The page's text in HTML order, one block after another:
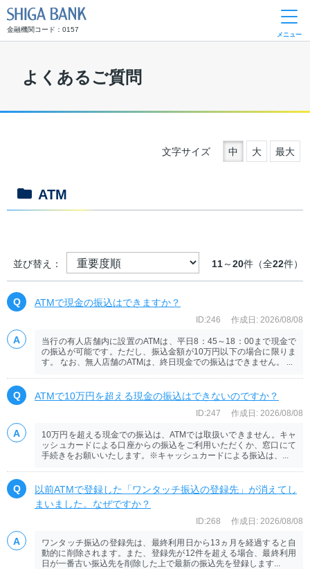
金融機関コード：0157
メニュー
よくあるご質問
文字サイズ 中 大 最大
ATM
並び替え： 11～20件（全22件）
ATMで現金の振込はできますか？
ID:246 作成日: 2026/08/08
当行の有人店舗内に設置のATMは、平日8：45～18：00まで現金で
の振込が可能です。ただし、振込金額が10万円以下の場合に限りま
す。 なお、無人店舗のATMは、終日現金での振込はできません。 ...
ATMで10万円を超える現金の振込はできないのですか？
ID:247 作成日: 2026/08/08
10万円を超える現金での振込は、ATMでは取扱いできません。キャ
ッシュカードによる口座からの振込をご利用いただくか、窓口にて
手続きをお願いいたします。※キャッシュカードによる振込は、...
以前ATMで登録した「ワンタッチ振込の登録先」が消えてし
まいました。なぜですか？
ID:268 作成日: 2026/08/08
ワンタッチ振込の登録先は、最終利用日から13ヵ月を経過すると自
動的に削除されます。また、登録先が12件を超える場合、最終利用
日が一番古い振込先を削除した上で最新の振込先を登録します...